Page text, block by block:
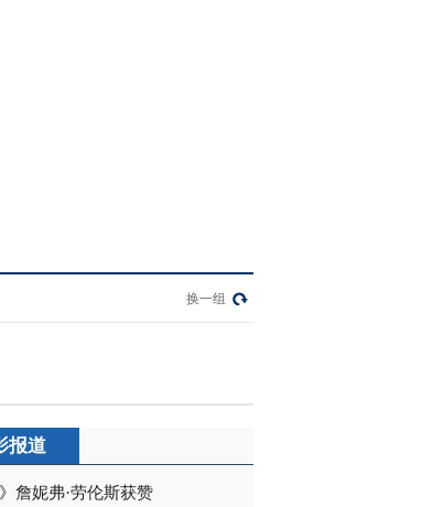
换一组
报道
》詹妮弗·劳伦斯获赞